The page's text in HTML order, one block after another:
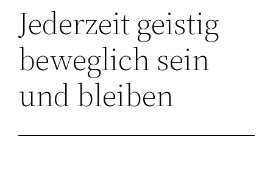
Jederzeit geistig
beweglich sein
und bleiben